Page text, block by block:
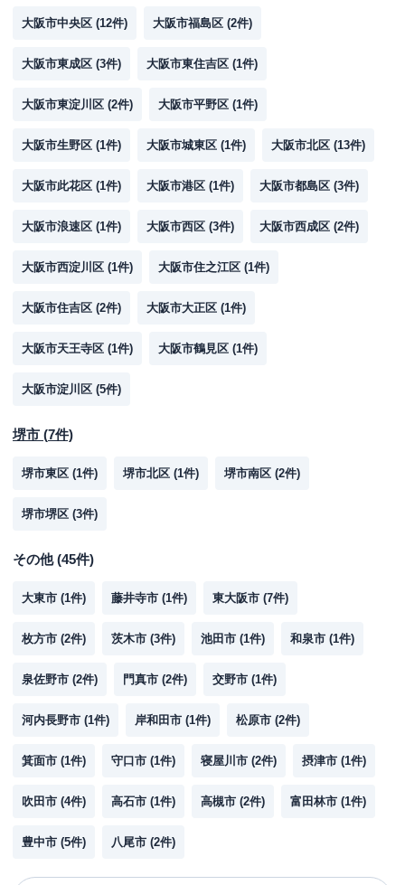
大阪市中央区 (12件) 大阪市福島区 (2件)
大阪市東成区 (3件) 大阪市東住吉区 (1件)
大阪市東淀川区 (2件) 大阪市平野区 (1件)
大阪市生野区 (1件) 大阪市城東区 (1件) 大阪市北区 (13件)
大阪市此花区 (1件) 大阪市港区 (1件) 大阪市都島区 (3件)
大阪市浪速区 (1件) 大阪市西区 (3件) 大阪市西成区 (2件)
大阪市西淀川区 (1件) 大阪市住之江区 (1件)
大阪市住吉区 (2件) 大阪市大正区 (1件)
大阪市天王寺区 (1件) 大阪市鶴見区 (1件)
大阪市淀川区 (5件)
堺市 (7件)
堺市東区 (1件) 堺市北区 (1件) 堺市南区 (2件)
堺市堺区 (3件)
その他(45件)
大東市 (1件) 藤井寺市 (1件) 東大阪市 (7件)
枚方市 (2件) 茨木市 (3件) 池田市 (1件) 和泉市 (1件)
泉佐野市 (2件) 門真市 (2件) 交野市 (1件)
河内長野市 (1件) 岸和田市 (1件) 松原市 (2件)
箕面市 (1件) 守口市 (1件) 寝屋川市 (2件) 摂津市 (1件)
吹田市 (4件) 高石市 (1件) 高槻市 (2件) 富田林市 (1件)
豊中市 (5件) 八尾市 (2件)